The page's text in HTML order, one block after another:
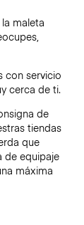
maleta
con servicio
cerca de ti.
de
tiendas
que
de equipaje
máxima